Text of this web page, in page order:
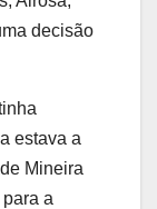
decisão
estava a
Mineira
a